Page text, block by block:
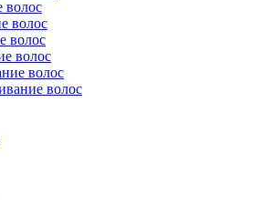
волос
волос
волос
волос
волос
волос